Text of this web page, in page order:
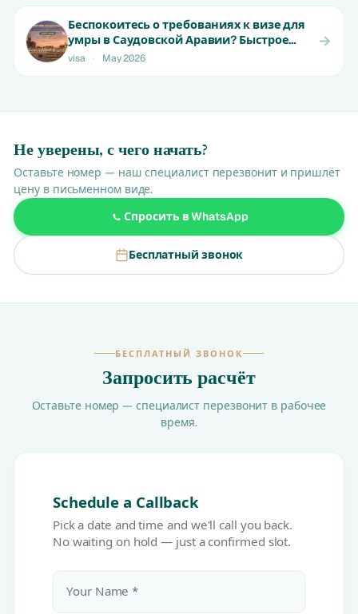
Беспокоитесь о требованиях к визе для
умры в Саудовской Аравии? Быстрое
одобрение для жителей ОАЭ |
visa · May 2026
Не уверены, с чего начать?
Оставьте номер — наш специалист перезвонит и пришлёт
цену в письменном виде.
Спросить в WhatsApp
Бесплатный звонок
БЕСПЛАТНЫЙ ЗВОНОК
Запросить расчёт
Оставьте номер — специалист перезвонит в рабочее
время.
Schedule a Callback
Pick a date and time and we'll call you back.
No waiting on hold — just a confirmed slot.
Your Name *